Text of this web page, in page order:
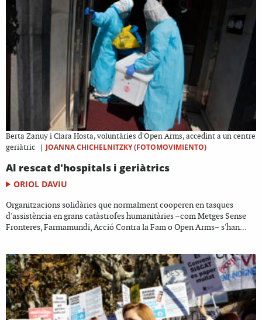
Berta Zanuy i Clara Hosta, voluntàries d'Open Arms, accedint a un centre
geriàtric
| JOANNA CHICHELNITZKY (FOTOMOVIMIENTO)
Al rescat d'hospitals i geriàtrics
ORIOL DAVIU
Organitzacions solidàries que normalment cooperen en tasques
d'assistència en grans catàstrofes humanitàries –com Metges Sense
Fronteres, Farmamundi, Acció Contra la Fam o Open Arms– s'han...